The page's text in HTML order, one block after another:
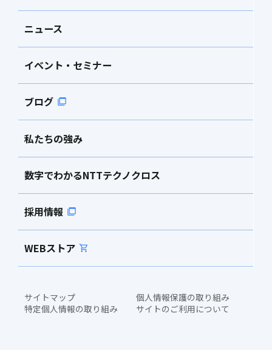
ニュース
イベント・セミナー
ブログ
私たちの強み
数字でわかるNTTテクノクロス
採用情報
WEBストア
サイトマップ
個人情報保護の取り組み
特定個人情報の取り組み
サイトのご利用について